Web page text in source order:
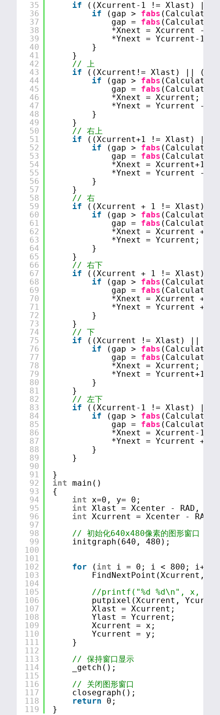
35
36
37
38
39
40
41
42
43
44
45
46
47
48
49
50
51
52
53
54
55
56
57
58
59
60
61
62
63
64
65
66
67
68
69
70
71
72
73
74
75
76
77
78
79
80
81
82
83
84
85
86
87
88
89
90
91
92
93
94
95
96
97
98
99
100
101
102
103
104
105
106
107
108
109
110
111
112
113
114
115
116
117
118
119
if
((Xcurrent-1 != Xlast) ||
if
(gap > fabs
gap = fabs
*Xnext = Xcurrent - 1;
*Ynext = Ycurrent-1;
}
}
// 上
if
((Xcurrent!= Xlast) ||
if
(gap > fabs
gap = fabs
*Xnext = Xcurrent;
*Ynext = Ycurrent - 1;
}
}
// 右上
if
((Xcurrent+1 != Xlast) ||
if
(gap > fabs
gap = fabs
*Xnext = Xcurrent+1;
*Ynext = Ycurrent - 1;
}
}
// 右
if
((Xcurrent + 1 != Xlast)
if
(gap > fabs
gap = fabs
*Xnext = Xcurrent + 1;
*Ynext = Ycurrent;
}
}
// 右下
if
((Xcurrent + 1 != Xlast)
if
(gap > fabs
gap = fabs
*Xnext = Xcurrent + 1;
*Ynext = Ycurrent + 1;
}
}
// 下
if
((Xcurrent != Xlast) ||
if
(gap > fabs
gap = fabs
*Xnext = Xcurrent;
*Ynext = Ycurrent+1;
}
}
// 左下
if
((Xcurrent-1 != Xlast) ||
if
(gap > fabs
gap = fabs
*Xnext = Xcurrent-1;
*Ynext = Ycurrent + 1;
}
}
}
int
main()
{
int
x=0, y= 0;
int
Xlast = Xcenter - RAD,
int
Xcurrent = Xcenter -
// 初始化640x480像素的图形窗口
initgraph(640, 480);
for ( int
i = 0; i < 800; i++)
FindNextPoint(Xcurrent,
//printf("%d %d\n", x, y);
putpixel(Xcurrent,
Xlast = Xcurrent;
Ylast = Ycurrent;
Xcurrent = x;
Ycurrent = y;
}
// 保持窗口显示
_getch();
// 关闭图形窗口
closegraph();
return
0;
}